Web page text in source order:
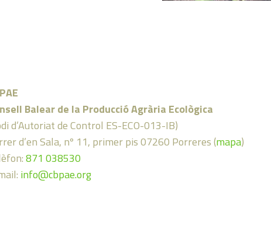
Balear de la Producció Agrària Ecològica
d’Autoriat de Control ES-ECO-013-IB)
d’en Sala, nº 11, primer pis 07260 Porreres (mapa)
871 038530
info@cbpae.org